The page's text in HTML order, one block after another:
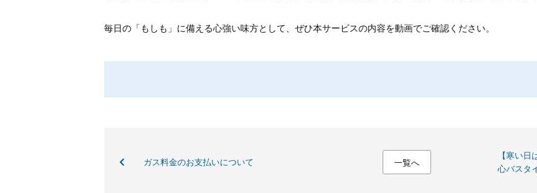
毎日の「もしも」に備える心強い味方として、ぜひ本サービスの内容を動画でご確認ください。
ガス料金のお支払いについて 一覧へ
【寒い
心バスタ